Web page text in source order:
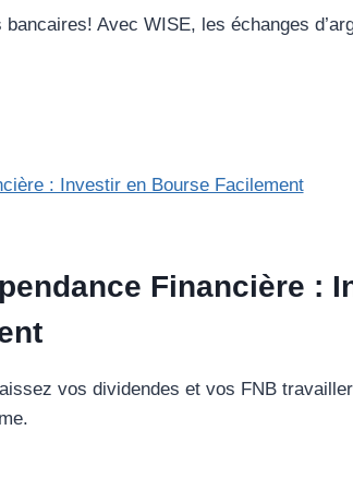
Avec WISE, les échanges
Financière :
vos dividendes et vos FNB